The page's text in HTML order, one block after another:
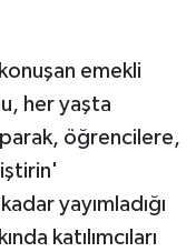
emekli
her yaşta
öğrencilere,
yayımladığı
katılımcıları